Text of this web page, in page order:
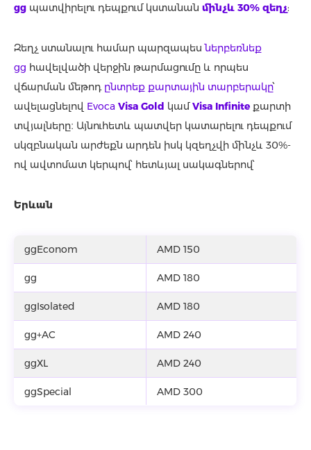
gg պատվիրելու դեպքում կստանան մինչև 30% զեղչ:
Զեղչ ստանալու համար պարզապեսներբեռնեք
gg հավելվածի վերջին թարմացումը և որպես
վճարման մեթոդ ընտրեք քարտային տարբերակը՝
ավելացնելով Evoca Visa Gold կամVisa Infinite քարտի
տվյալները։ Այնուհետև պատվեր կատարելու դեպքում
սկզբնական արժեքն արդեն իսկ կզեղչվի մինչև 30%-
ով ավտոմատ կերպով՝ հետևյալ սակագներով՝
Երևան
ggEconom AMD 150
gg AMD 180
ggIsolated AMD 180
gg+AC AMD 240
ggXL AMD 240
ggSpecial AMD 300